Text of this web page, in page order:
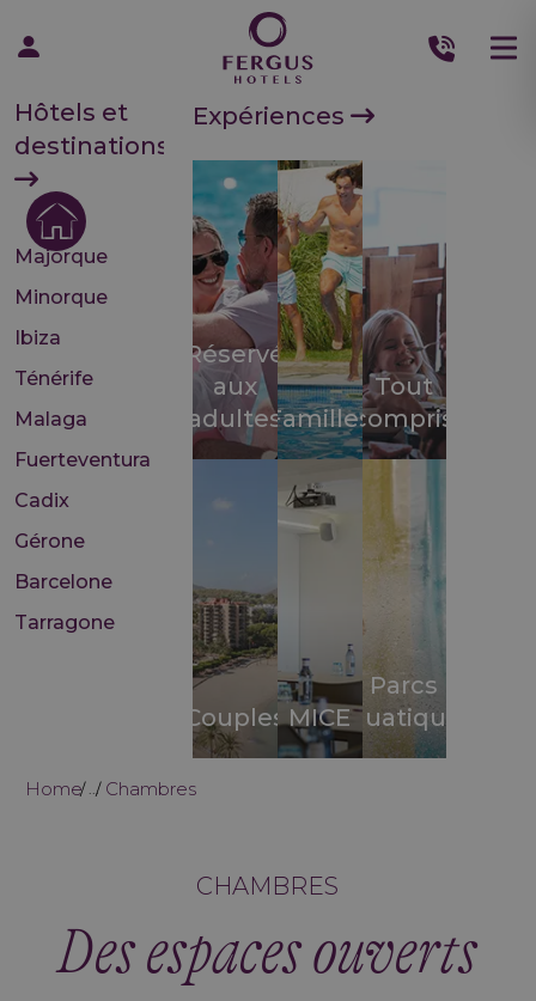
Hôtels et
destinations
Majorque
Minorque
Ibiza
Ténérife
Malaga
Fuerteventura
Cadix
Gérone
Barcelone
Tarragone
Expériences
Réservé
aux
adultesFamilles
Tout
compris
CouplesMICE
Parcs
aquatiques
Home ... Chambres
CHAMBRES
Des espaces ouverts